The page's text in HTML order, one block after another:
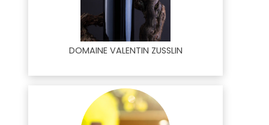
DOMAINE VALENTIN ZUSSLIN